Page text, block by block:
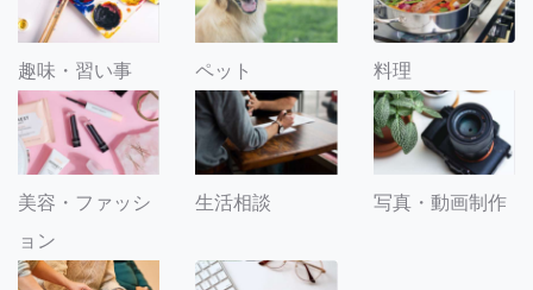
趣味・習い事 ペット 料理
美容・ファッシ
ョン
生活相談 写真・動画制作